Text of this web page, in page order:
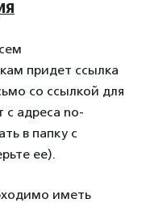
придет ссылка
со ссылкой для
с адреса no-
в папку с
ее).
иметь